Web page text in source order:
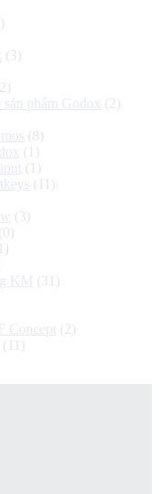
(3)
phẩm Godox (2)
(8)
(1)
(1)
(11)
(3)
(0)
KM (31)
Concept (2)
(11)